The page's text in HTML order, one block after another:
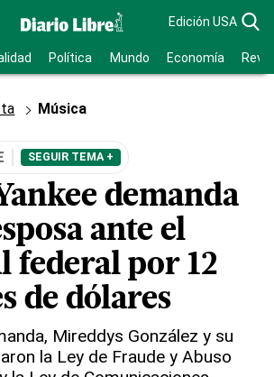
Edición USA
Política Mundo Economía
Música
SEGUIR TEMA +
demanda
ante el
federal por 12
de dólares
Mireddys González y su
la Ley de Fraude y Abuso